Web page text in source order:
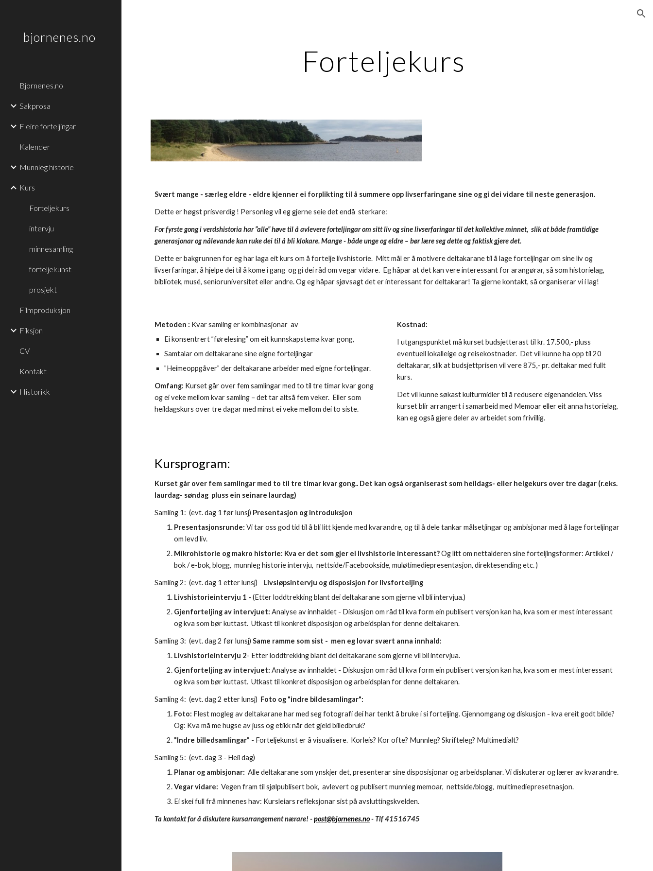
bjornenes.no
Bjornenes.no
Sakprosa
Fleire forteljingar
Kalender
Munnleg historie
Kurs
Forteljekurs
intervju
minnesamling
forteljekunst
prosjekt
Filmproduksjon
Fiksjon
CV
Kontakt
Historikk
Forteljekurs
Svært mange - særleg eldre - eldre kjenner ei forplikting til å summere opp livserfaringane sine og gi dei vidare til neste generasjon.
Dette er høgst prisverdig ! Personleg vil eg gjerne seie det endå sterkare:
For fyrste gong i verdshistoria har ”alle” høve til å avlevere forteljingar om sitt liv og sine livserfaringar til det kollektive minnet,  slik at både framtidige
generasjonar og nålevande kan ruke dei til å bli klokare. Mange - både unge og eldre – bør lære seg dette og faktisk gjere det.
Dette er bakgrunnen for eg har laga eit kurs om å fortelje livshistorie.  Mitt mål er å motivere deltakarane til å lage forteljingar om sine liv og
livserfaringar, å hjelpe dei til å kome i gang  og gi dei råd om vegar vidare.  Eg håpar at det kan vere interessant for arangørar, så som historielag,
bibliotek, musé, senioruniversitet eller andre. Og eg håpar sjøvsagt det er interessant for deltakarar! Ta gjerne kontakt, så organiserar vi i lag!
Metoden : Kvar samling er kombinasjonar  av
Ei konsentrert ”førelesing” om eit kunnskapstema kvar gong,
Samtalar om deltakarane sine eigne forteljingar
”Heimeoppgåver” der deltakarane arbeider med eigne forteljingar.
Omfang: Kurset går over fem samlingar med to til tre timar kvar gong
og ei veke mellom kvar samling – det tar altså fem veker.  Eller som
heildagskurs over tre dagar med minst ei veke mellom dei to siste.
Kostnad:
I utgangspunktet må kurset budsjetterast til kr. 17.500,- pluss
eventuell lokalleige og reisekostnader.  Det vil kunne ha opp til 20
deltakarar, slik at budsjettprisen vil vere 875,- pr. deltakar med fullt
kurs.
Det vil kunne søkast kulturmidler til å redusere eigenandelen. Viss
kurset blir arrangert i samarbeid med Memoar eller eit anna hstorielag,
kan eg også gjere deler av arbeidet som frivillig.
Kursprogram:
Kurset går over fem samlingar med to til tre timar kvar gong.. Det kan også organiserast som heildags- eller helgekurs over tre dagar (r.eks.
laurdag- søndag  pluss ein seinare laurdag)
Samling 1:  (evt. dag 1 før lunsj) Presentasjon og introduksjon
Presentasjonsrunde: Vi tar oss god tid til å bli litt kjende med kvarandre, og til å dele tankar målsetjingar og ambisjonar med å lage forteljingar
om levd liv.
Mikrohistorie og makro historie: Kva er det som gjer ei livshistorie interessant? Og litt om n
ettalderen sine forteljingsformer: Artikkel /
bok / e-bok, blogg,  munnleg historie intervju,  nettside/Facebookside, muløtimediepresentasjon, direktesending etc. )
Samling 2: (evt. dag 1 etter lunsj)
Livsløpsintervju og disposisjon for livsforteljing
Livshistorieintervju 1 - (Etter loddtrekking blant dei deltakarane som gjerne vil bli intervjua.)
Gjenforteljing av intervjuet: Analyse av innhaldet - Diskusjon om råd til kva form ein publisert versjon kan ha, kva som er mest interessant
og kva som bør kuttast.  Utkast til konkret disposisjon og arbeidsplan for denne deltakaren.
Samling 3:  (evt. dag 2 før lunsj) Same ramme som sist -  men eg lovar svært anna innhald:
Livshistorieintervju 2- Etter loddtrekking blant dei deltakarane som gjerne vil bli intervjua.
Gjenforteljing av intervjuet: Analyse av innhaldet - Diskusjon om råd til kva form ein publisert versjon kan ha, kva som er mest interessant
og kva som bør kuttast.  Utkast til konkret disposisjon og arbeidsplan for denne deltakaren.
Samling 4:  (evt. dag 2 etter lunsj) Foto og "indre bildesamlingar":
Foto: Flest mogleg av deltakarane har med seg fotografi dei har tenkt å bruke i si forteljing. Gjennomgang og diskusjon - kva ereit godt bilde?
Og: Kva må me hugse av juss og etikk når det gjeld billedbruk?
"Indre billedsamlingar" - Forteljekunst er å visualisere.  Korleis? Kor ofte? Munnleg? Skrifteleg? Multimedialt?
Samling 5:  (evt. dag 3 - Heil dag)
Planar og ambisjonar:
Vegar vidare: Vegen fram til sjølpublisert bok,  avlevert og publisert munnleg memoar,  nettside/blogg,  multimediepresetnasjon.
Ei skei full frå minnenes hav: Kursleiars refleksjonar sist på avsluttingskvelden.
Ta kontakt for å diskutere kursarrangement nærare! - post@bjornenes.no - Tlf 41516745